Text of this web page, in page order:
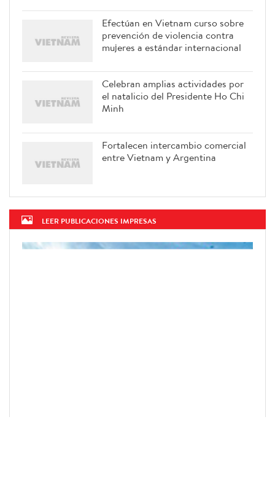
Efectúan en Vietnam curso sobre
prevención de violencia contra
mujeres a estándar internacional
Celebran amplias actividades por
el natalicio del Presidente Ho Chi
Minh
Fortalecen intercambio comercial
entre Vietnam y Argentina
LEER PUBLICACIONES IMPRESAS